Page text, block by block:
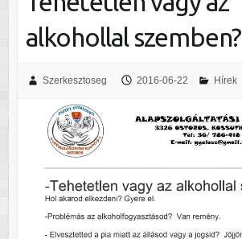
alkohollal szemben?
Szerkesztoseg 2016-06-22 Hírek